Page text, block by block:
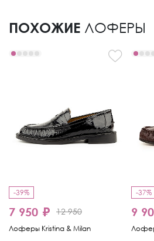
ПОХОЖИЕ ЛОФЕРЫ
-39%
7 950 ₽ 12 950
Лоферы Kristina & Milan
-37%
9